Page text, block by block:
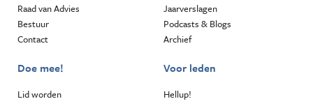
Raad van Advies
Bestuur
Contact
Jaarverslagen
Podcasts & Blogs
Archief
Doe mee!
Lid worden
Voor leden
Hellup!